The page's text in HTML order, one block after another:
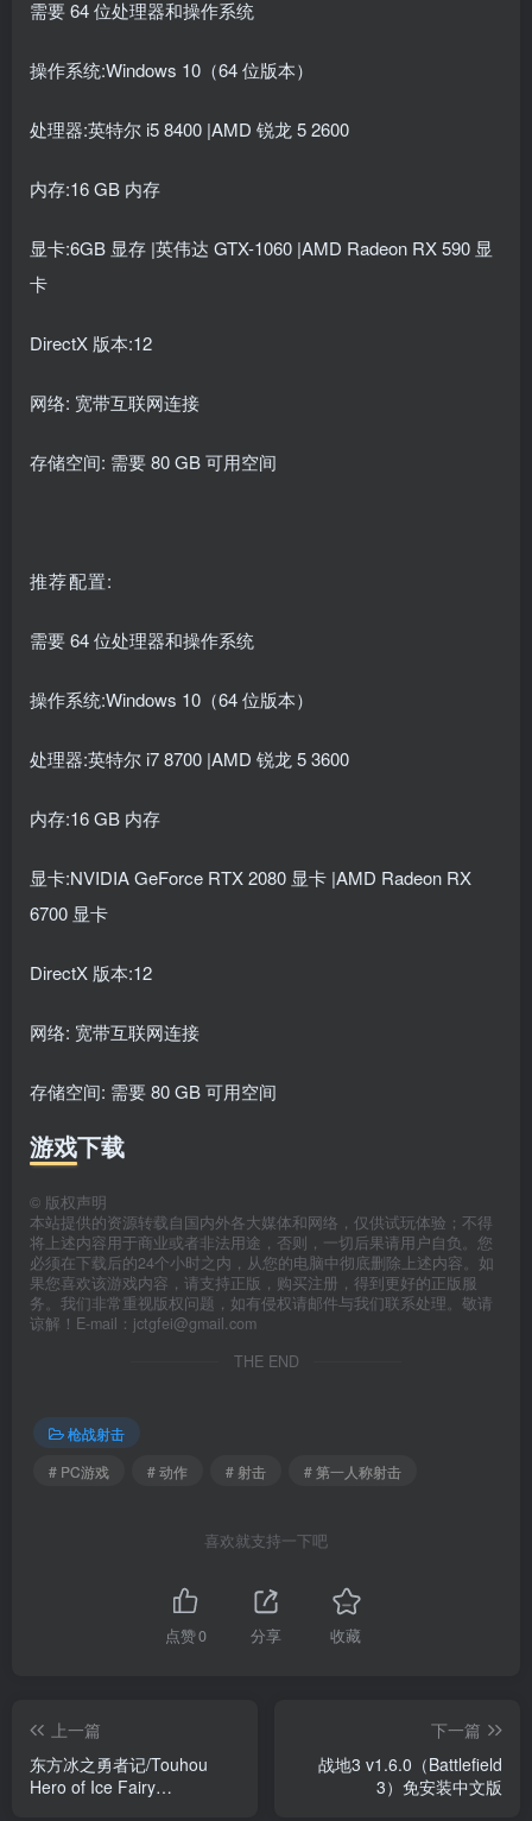
需要 64 位处理器和操作系统
操作系统:Windows 10（64 位版本）
处理器:英特尔 i5 8400 |AMD 锐龙 5 2600
内存:16 GB 内存
显卡:6GB 显存 |英伟达 GTX-1060 |AMD Radeon RX 590 显
卡
DirectX 版本:12
网络: 宽带互联网连接
存储空间: 需要 80 GB 可用空间
推荐配置:
需要 64 位处理器和操作系统
操作系统:Windows 10（64 位版本）
处理器:英特尔 i7 8700 |AMD 锐龙 5 3600
内存:16 GB 内存
显卡:NVIDIA GeForce RTX 2080 显卡 |AMD Radeon RX
6700 显卡
DirectX 版本:12
网络: 宽带互联网连接
存储空间: 需要 80 GB 可用空间
游戏下载
© 版权声明
本站提供的资源转载自国内外各大媒体和网络，仅供试玩体验；不得
将上述内容用于商业或者非法用途，否则，一切后果请用户自负。您
必须在下载后的24个小时之内，从您的电脑中彻底删除上述内容。如
果您喜欢该游戏内容，请支持正版，购买注册，得到更好的正版服
务。我们非常重视版权问题，如有侵权请邮件与我们联系处理。敬请
谅解！E-mail：jctgfei@gmail.com
THE END
枪战射击
# PC游戏
# 动作 # 射击 # 第一人称射击
喜欢就支持一下吧
点赞0 分享 收藏
上一篇
东方冰之勇者记/Touhou
Hero of Ice Fairy
下一篇
战地3 v1.6.0（Battlefield
3）免安装中文版